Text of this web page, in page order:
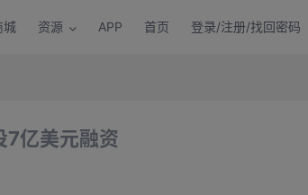
城 资源 APP 首页 登录/注册/找回密码
7亿美元融资